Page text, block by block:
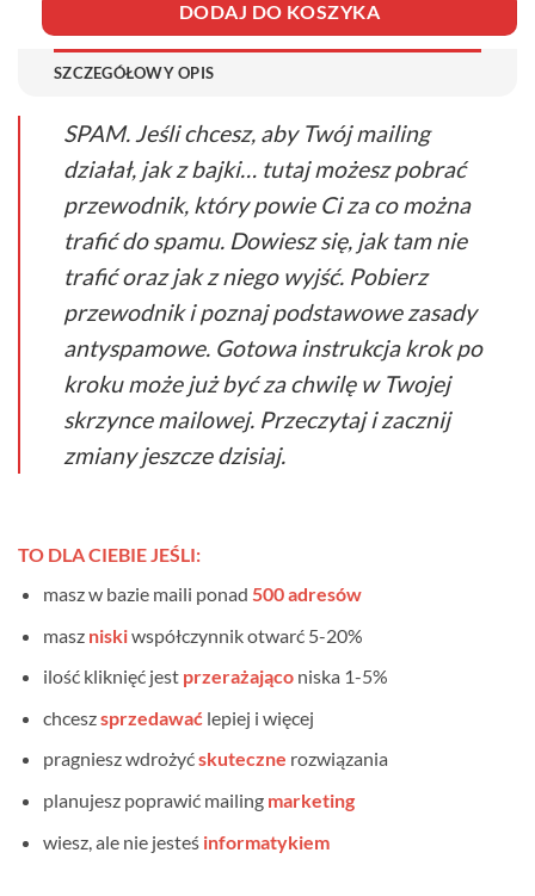
DODAJ DO KOSZYKA
SZCZEGÓŁOWY OPIS
SPAM. Jeśli chcesz, aby Twój mailing
działał, jak z bajki… tutaj możesz pobrać
przewodnik, który powie Ci za co można
trafić do spamu. Dowiesz się, jak tam nie
trafić oraz jak z niego wyjść. Pobierz
przewodnik i poznaj podstawowe zasady
antyspamowe. Gotowa instrukcja krok po
kroku może już być za chwilę w Twojej
skrzynce mailowej. Przeczytaj i zacznij
zmiany jeszcze dzisiaj.
TO DLA CIEBIE JEŚLI:
masz w bazie maili ponad 500 adresów
masz niskiwspółczynnik otwarć 5-20%
ilość kliknięć jest przerażająco niska 1-5%
chceszsprzedawać lepiej i więcej
pragniesz wdrożyćskuteczne rozwiązania
planujesz poprawić mailing marketing
wiesz, ale nie jesteś informatykiem